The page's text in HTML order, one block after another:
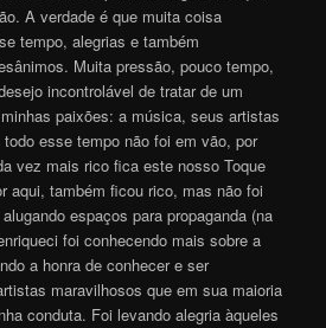
A verdade é que muita coisa
tempo, alegrias e também
Muita pressão, pouco tempo,
incontrolável de tratar de um
paixões: a música, seus artistas
esse tempo não foi em vão, por
vez mais rico fica este nosso Toque
aqui, também ficou rico, mas não foi
espaços para propaganda (na
foi conhecendo mais sobre a
a honra de conhecer e ser
maravilhosos que em sua maioria
conduta. Foi levando alegria àqueles